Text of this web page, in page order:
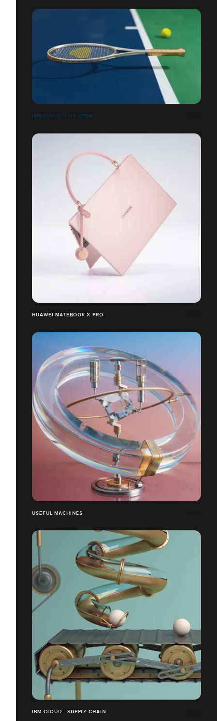
IBM CLOUD + US OPEN
HUAWEI MATEBOOK X PRO
USEFUL MACHINES
IBM CLOUD · SUPPLY CHAIN